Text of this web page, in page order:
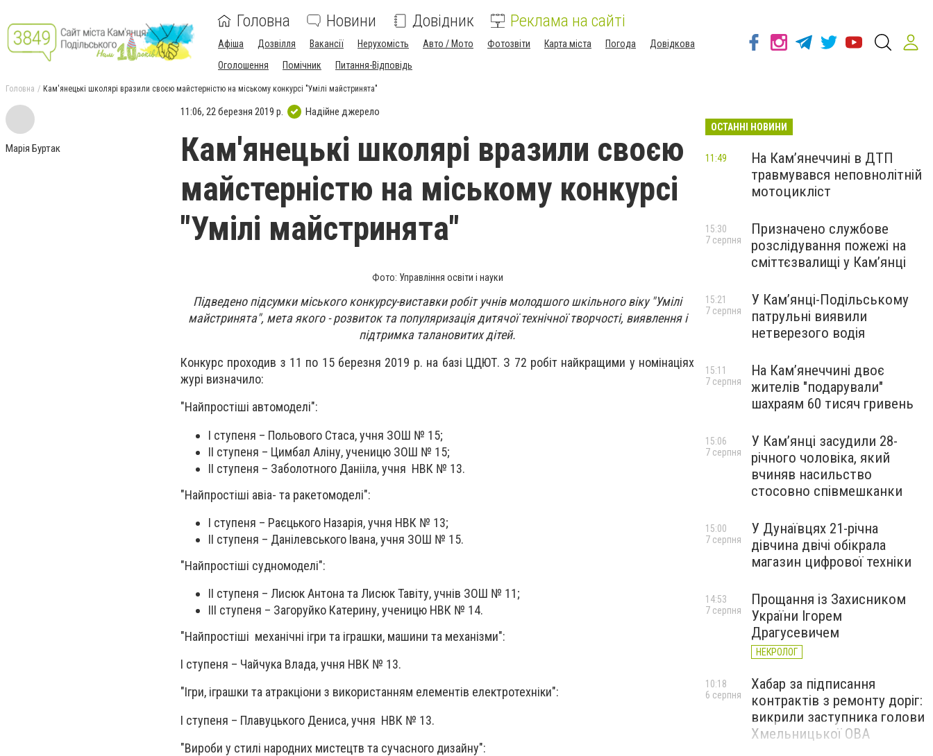
Головна Новини Довідник Реклама на сайті
Афіша Дозвілля Вакансії Нерухомість Авто / Мото Фотозвіти Карта міста Погода
Довідкова
Оголошення
Помічник Питання-Відповідь
Головна Кам'янецькі школярі вразили своєю майстерністю на міському конкурсі "Умілі майстринята"
Марія Буртак
11:06, 22 березня 2019 р. Надійне джерело
Кам'янецькі школярі вразили своєю
майстерністю на міському конкурсі
"Умілі майстринята"
Фото: Управління освіти і науки
Підведено підсумки міського конкурсу-виставки робіт учнів молодшого шкільного віку "Умілі
майстринята", мета якого - розвиток та популяризація дитячої технічної творчості, виявлення і
підтримка талановитих дітей.
Конкурс проходив з 11 по 15 березня 2019 р. на базі ЦДЮТ. З 72 робіт найкращими у номінаціях
журі визначило:
"Найпростіші автомоделі":
І ступеня – Польового Стаса, учня ЗОШ № 15;
ІІ ступеня – Цимбал Аліну, ученицю ЗОШ № 15;
ІІ ступеня – Заболотного Данііла, учня НВК № 13.
"Найпростіші авіа- та ракетомоделі":
І ступеня – Раєцького Назарія, учня НВК № 13;
ІІ ступеня – Данілевського Івана, учня ЗОШ № 15.
"Найпростіші судномоделі":
ІІ ступеня – Лисюк Антона та Лисюк Тавіту, учнів ЗОШ № 11;
ІІІ ступеня – Загоруйко Катерину, ученицю НВК № 14.
"Найпростіші механічні ігри та іграшки, машини та механізми":
І ступеня – Чайчука Влада, учня НВК № 13.
"Ігри, іграшки та атракціони з використанням елементів електротехніки":
І ступеня – Плавуцького Дениса, учня НВК № 13.
"Вироби у стилі народних мистецтв та сучасного дизайну":
ОСТАННІ НОВИНИ
На Кам’янеччині в ДТП
травмувався неповнолітній
мотоцикліст
11:49
Призначено службове
розслідування пожежі на
сміттєзвалищі у Кам’янці
15:30
7 серпня
У Кам’янці-Подільському
патрульні виявили
нетверезого водія
15:21
7 серпня
На Камʼянеччині двоє
жителів "подарували"
шахраям 60 тисяч гривень
15:11
7 серпня
У Камʼянці засудили 28-
річного чоловіка, який
вчиняв насильство
стосовно співмешканки
15:06
7 серпня
У Дунаївцях 21-річна
дівчина двічі обікрала
магазин цифрової техніки
15:00
7 серпня
Прощання із Захисником
України Ігорем
Драгусевичем
НЕКРОЛОГ
14:53
7 серпня
Хабар за підписання
контрактів з ремонту доріг:
викрили заступника голови
Хмельницької ОВА
10:18
6 серпня